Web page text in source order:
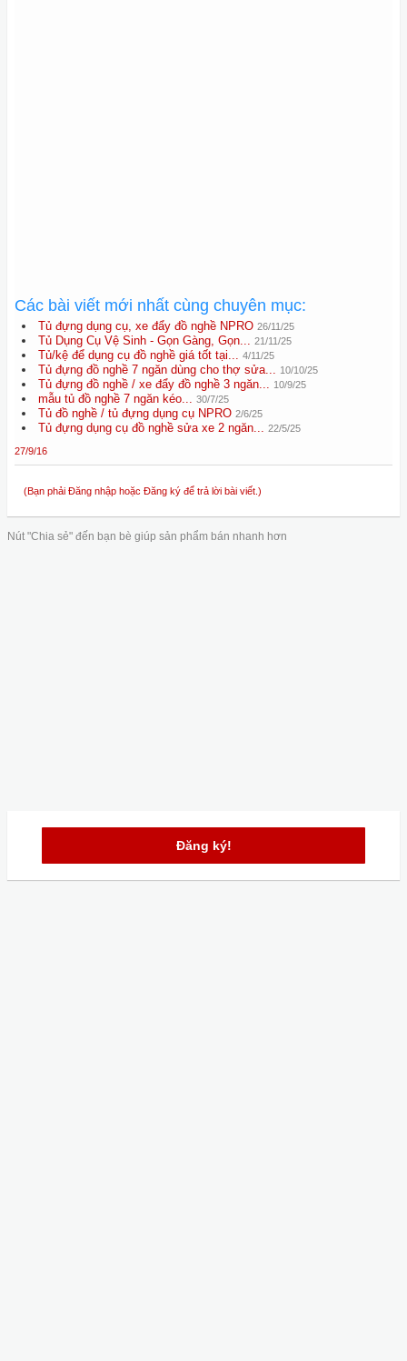
Các bài viết mới nhất cùng chuyên mục:
Tủ đựng dụng cụ, xe đẩy đồ nghề NPRO 26/11/25
Tủ Dụng Cụ Vệ Sinh - Gọn Gàng, Gọn... 21/11/25
Tủ/kệ để dụng cụ đồ nghề giá tốt tại... 4/11/25
Tủ đựng đồ nghề 7 ngăn dùng cho thợ sửa... 10/10/25
Tủ đựng đồ nghề / xe đẩy đồ nghề 3 ngăn... 10/9/25
mẫu tủ đồ nghề 7 ngăn kéo... 30/7/25
Tủ đồ nghề / tủ đựng dụng cụ NPRO 2/6/25
Tủ đựng dụng cụ đồ nghề sửa xe 2 ngăn... 22/5/25
27/9/16
(Bạn phải Đăng nhập hoặc Đăng ký để trả lời bài viết.)
Nút "Chia sẻ" đến bạn bè giúp sản phẩm bán nhanh hơn
Đăng ký!